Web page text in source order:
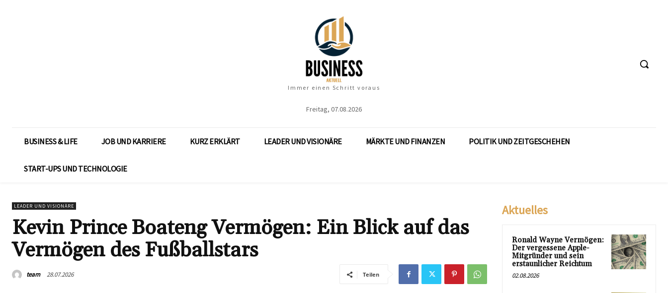
Immer einen Schritt voraus
Freitag, 07.08.2026
BUSINESS & LIFE JOB UND KARRIERE KURZ ERKLÄRT LEADER UND VISIONÄRE MÄRKTE UND FINANZEN POLITIK UND ZEITGESCHEHEN
START-UPS UND TECHNOLOGIE
LEADER UND VISIONÄRE
Kevin Prince Boateng Vermögen: Ein Blick auf das
Vermögen des Fußballstars
team 28.07.2026 Teilen
Aktuelles
Ronald Wayne Vermögen:
Der vergessene Apple-
Mitgründer und sein
erstaunlicher Reichtum
02.08.2026